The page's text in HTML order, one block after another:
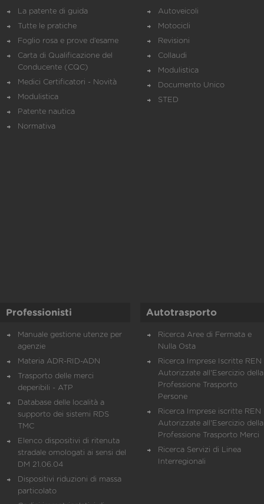
La patente di guida
Tutte le pratiche
Foglio rosa e prove d’esame
Carta di Qualificazione del
Conducente (CQC)
Medici Certificatori - Novità
Modulistica
Patente nautica
Normativa
Autoveicoli
Motocicli
Revisioni
Collaudi
Modulistica
Documento Unico
STED
Professionisti
Manuale gestione utenze per
agenzie
Materia ADR-RID-ADN
Trasporto delle merci
deperibili - ATP
Database delle località a
supporto dei sistemi RDS
TMC
Elenco dispositivi di ritenuta
stradale omologati ai sensi del
DM 21.06.04
Dispositivi riduzioni di massa
particolato
Autotrasporto
Ricerca Aree di Fermata e
Nulla Osta
Ricerca Imprese Iscritte REN
Autorizzate all'Esercizio della
Professione Trasporto
Persone
Ricerca Imprese iscritte REN
Autorizzate all'Esercizio della
Professione Trasporto Merci
Ricerca Servizi di Linea
Interregionali